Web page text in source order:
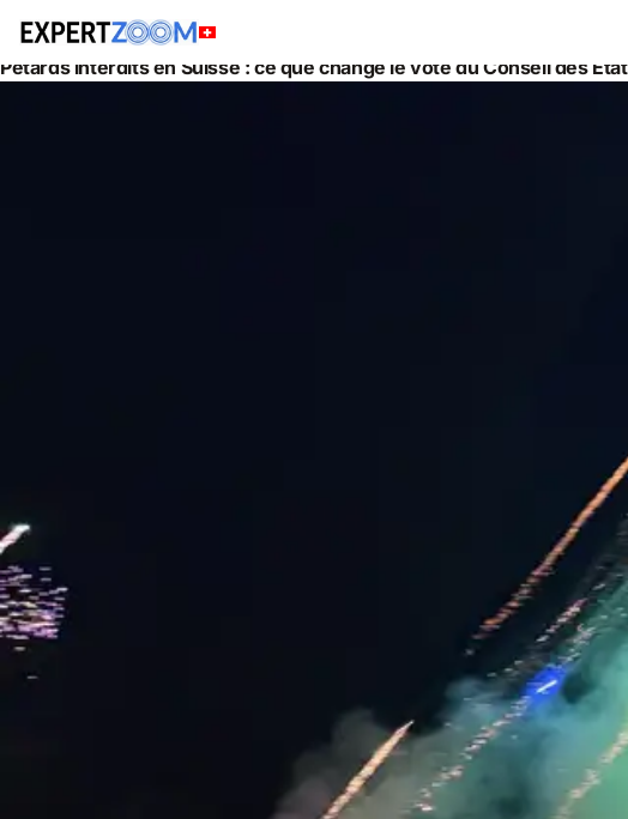
Actualités Juridique
Pétards interdits en Suisse : ce que change le vote du Conseil des